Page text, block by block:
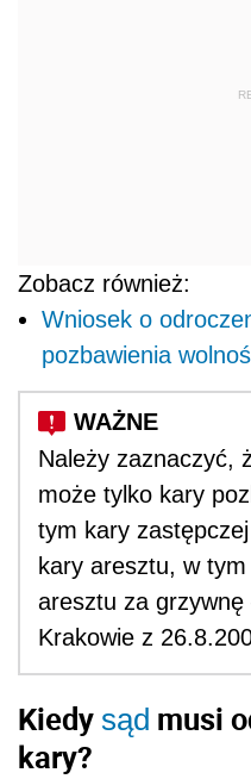
Zobacz również:
Wniosek o
pozbawienia
Należy zaznaczyć,
może tylko kary
tym kary
kary aresztu, w
aresztu za
Krakowie z
Kiedy sąd musi
kary?